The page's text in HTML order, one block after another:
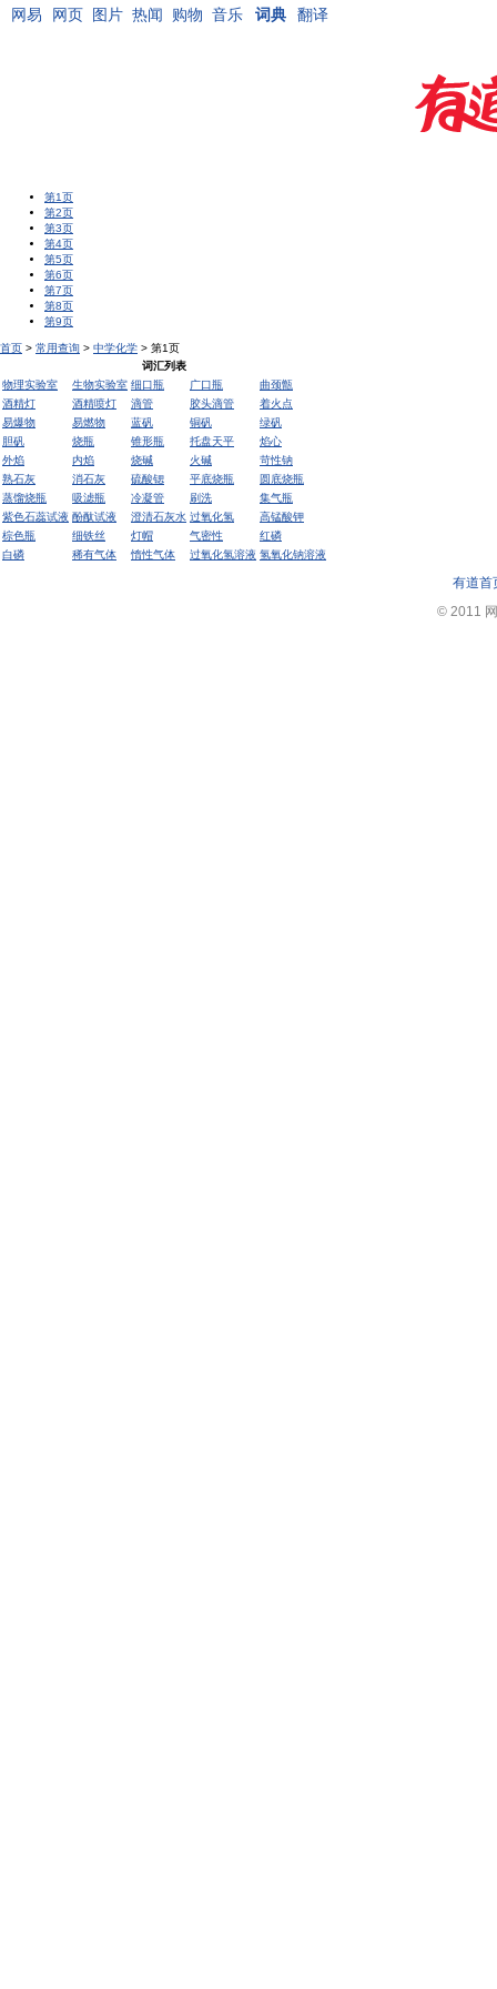
网易 网页 图片 热闻 购物 音乐 词典 翻译
第1页
第2页
第3页
第4页
第5页
第6页
第7页
第8页
第9页
首页 > 常用查询 > 中学化学 > 第1页
词汇列表
物理实验室
生物实验室 细口瓶 广口瓶
曲颈甑
酒精灯
酒精喷灯 滴管 胶头滴管
着火点
易爆物
易燃物 蓝矾 铜矾
绿矾
胆矾
烧瓶 锥形瓶 托盘天平
焰心
外焰
内焰 烧碱 火碱
苛性钠
熟石灰
消石灰 硫酸锶 平底烧瓶
圆底烧瓶
蒸馏烧瓶
吸滤瓶 冷凝管 刷洗
集气瓶
紫色石蕊试液 酚酞试液 澄清石灰水 过氧化氢
高锰酸钾
棕色瓶
细铁丝 灯帽 气密性
红磷
白磷
稀有气体 惰性气体 过氧化氢溶液 氢氧化钠溶液
有道首
© 2011